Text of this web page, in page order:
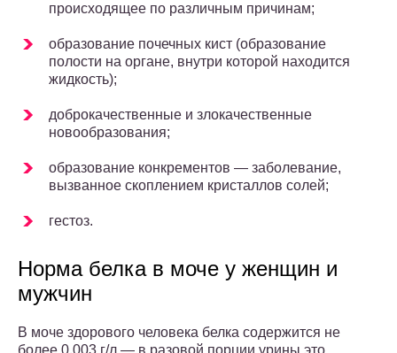
происходящее по различным причинам;
образование почечных кист (образование
полости на органе, внутри которой находится
жидкость);
доброкачественные и злокачественные
новообразования;
образование конкрементов — заболевание,
вызванное скоплением кристаллов солей;
гестоз.
Норма белка в моче у женщин и
мужчин
В моче здорового человека белка содержится не